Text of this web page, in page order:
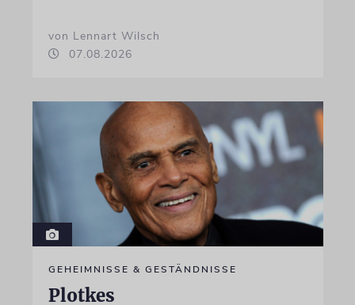
von Lennart Wilsch
07.08.2026
GEHEIMNISSE & GESTÄNDNISSE
Plotkes